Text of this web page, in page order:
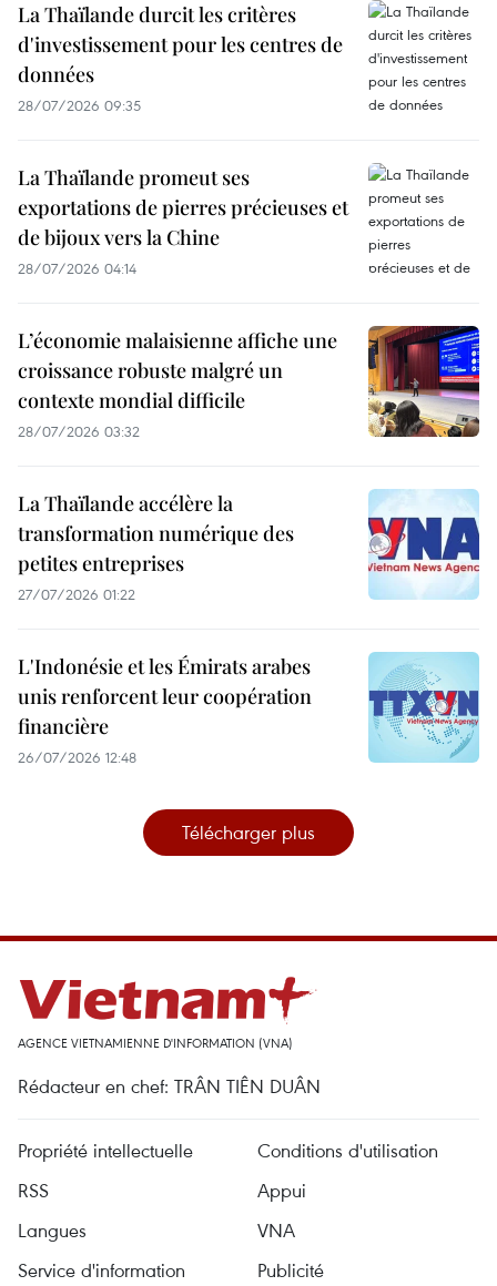
La Thaïlande durcit les critères
d'investissement pour les centres de
données
28/07/2026 09:35
La Thaïlande promeut ses
exportations de pierres précieuses et
de bijoux vers la Chine
28/07/2026 04:14
L’économie malaisienne affiche une
croissance robuste malgré un
contexte mondial difficile
28/07/2026 03:32
La Thaïlande accélère la
transformation numérique des
petites entreprises
27/07/2026 01:22
L'Indonésie et les Émirats arabes
unis renforcent leur coopération
financière
26/07/2026 12:48
Télécharger plus
AGENCE VIETNAMIENNE D'INFORMATION (VNA)
Rédacteur en chef: TRÂN TIÊN DUÂN
Propriété intellectuelle
Conditions d'utilisation
RSS
Appui
Langues
VNA
Service d'information
Publicité